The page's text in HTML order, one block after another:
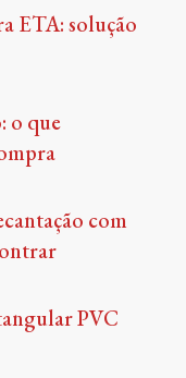
ETA: solução
o que
com
PVC